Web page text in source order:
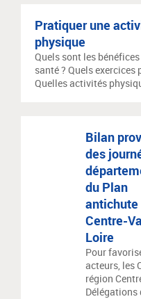
Pratiquer une
physique
Quels sont les
santé ? Quels
Quelles activités
Bilan
des
du Plan
antichute
Centre-
Loire
Pour
acteurs, les
région
Délégations